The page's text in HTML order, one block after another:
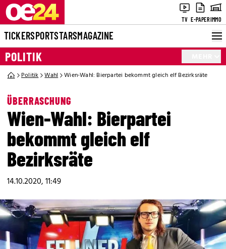
TV E-PAPERIMMO
TICKERSPORTSTARSMAGAZINE
POLITIK
Politik Wahl Wien-Wahl: Bierpartei bekommt gleich elf Bezirksräte
ÜBERRASCHUNG
Wien-Wahl: Bierpartei
bekommt gleich elf
Bezirksräte
14.10.2020, 11:49